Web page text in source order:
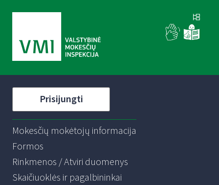
Prisijungti
Mokesčių mokėtojų informacija
Formos
Rinkmenos / Atviri duomenys
Skaičiuoklės ir pagalbininkai